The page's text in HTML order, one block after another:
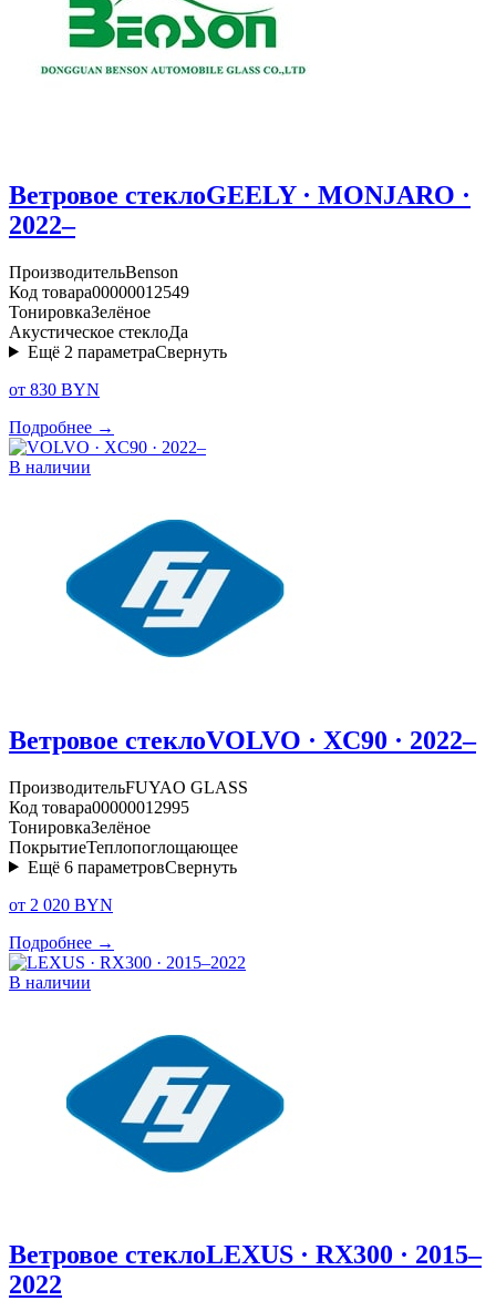
Ветровое стеклоGEELY · MONJARO ·
2022–
ПроизводительBenson
Код товара00000012549
ТонировкаЗелёное
Акустическое стеклоДа
Ещё 2 параметраСвернуть
от 830 BYN
Подробнее →
В наличии
Ветровое стеклоVOLVO · XC90 · 2022–
ПроизводительFUYAO GLASS
Код товара00000012995
ТонировкаЗелёное
ПокрытиеТеплопоглощающее
Ещё 6 параметровСвернуть
от 2 020 BYN
Подробнее →
В наличии
Ветровое стеклоLEXUS · RX300 · 2015–
2022